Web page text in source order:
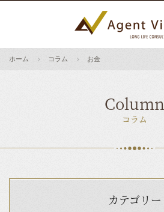
ホーム コラム お金
Column
コラム
カテゴリー